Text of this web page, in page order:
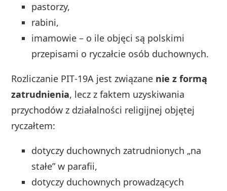
pastorzy,
rabini,
imamowie – o ile objęci są polskimi
przepisami o ryczałcie osób duchownych.
Rozliczanie PIT‑19A jest związane nie z formą
zatrudnienia, lecz z faktem uzyskiwania
przychodów z działalności religijnej objętej
ryczałtem:
dotyczy duchownych zatrudnionych „na
stałe” w parafii,
dotyczy duchownych prowadzących